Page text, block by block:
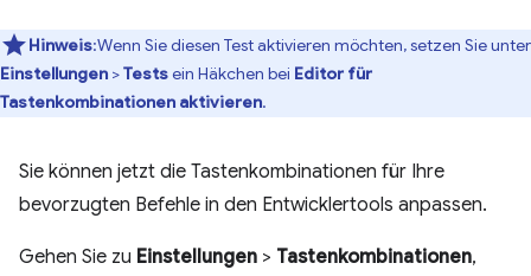
Hinweis:Wenn Sie diesen Test aktivieren möchten, setzen Sie unter
Einstellungen >Testsein Häkchen bei Editor für
Tastenkombinationen aktivieren.
Sie können jetzt die Tastenkombinationen für Ihre
bevorzugten Befehle in den Entwicklertools anpassen.
Gehen Sie zu Einstellungen > Tastenkombinationen,